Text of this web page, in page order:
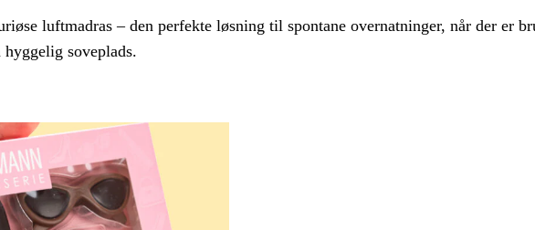
luftmadras – den perfekte løsning til spontane overnatninger, når der er
soveplads.